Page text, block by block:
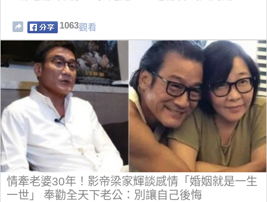
1063觀看
情牽老婆30年！影帝梁家輝談感情「婚姻就是一生
一世」 奉勸全天下老公：別讓自己後悔